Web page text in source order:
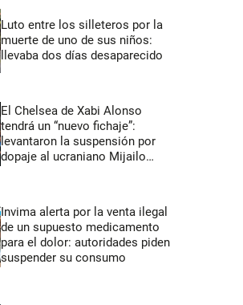
Luto entre los silleteros por la
muerte de uno de sus niños:
llevaba dos días desaparecido
El Chelsea de Xabi Alonso
tendrá un “nuevo fichaje”:
levantaron la suspensión por
dopaje al ucraniano Mijailo
Invima alerta por la venta ilegal
de un supuesto medicamento
para el dolor: autoridades piden
suspender su consumo